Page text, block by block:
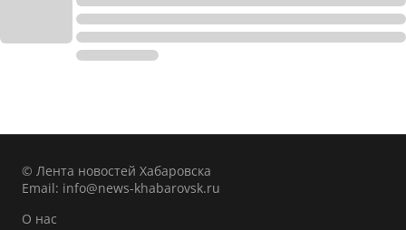
© Лента новостей Хабаровска
Email: info@news-khabarovsk.ru
О нас